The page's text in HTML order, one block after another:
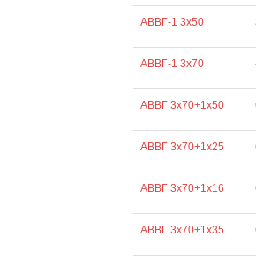
АВВГ-1 3х50
АВВГ-1 3х70
АВВГ 3х70+1х50
АВВГ 3х70+1х25
АВВГ 3х70+1х16
АВВГ 3х70+1х35